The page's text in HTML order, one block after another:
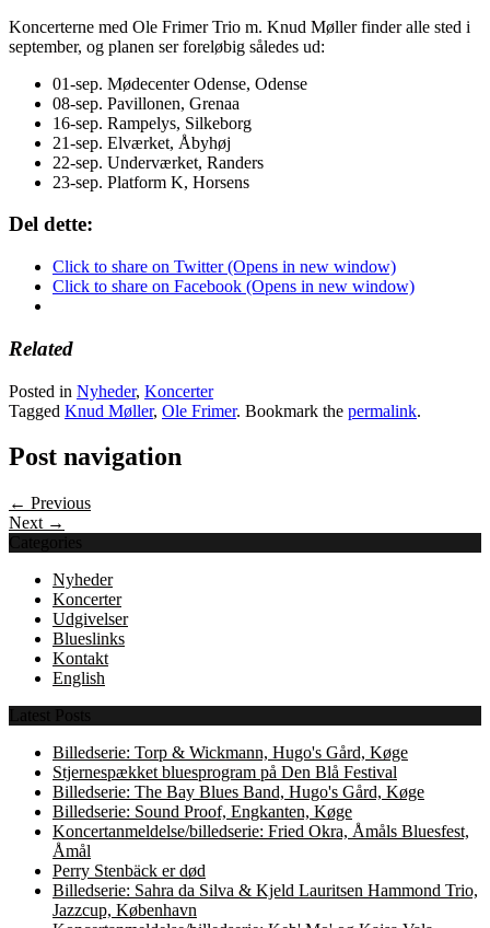
Koncerterne med Ole Frimer Trio m. Knud Møller finder alle sted i
september, og planen ser foreløbig således ud:
01-sep. Mødecenter Odense, Odense
08-sep. Pavillonen, Grenaa
16-sep. Rampelys, Silkeborg
21-sep. Elværket, Åbyhøj
22-sep. Underværket, Randers
23-sep. Platform K, Horsens
Del dette:
Click to share on Twitter (Opens in new window)
Click to share on Facebook (Opens in new window)
Related
Posted in Nyheder, Koncerter
Tagged Knud Møller, Ole Frimer. Bookmark the permalink.
Post navigation
← Previous
Next →
Categories
Nyheder
Koncerter
Udgivelser
Blueslinks
Kontakt
English
Latest Posts
Billedserie: Torp & Wickmann, Hugo's Gård, Køge
Stjernespækket bluesprogram på Den Blå Festival
Billedserie: The Bay Blues Band, Hugo's Gård, Køge
Billedserie: Sound Proof, Engkanten, Køge
Koncertanmeldelse/billedserie: Fried Okra, Åmåls Bluesfest,
Åmål
Perry Stenbäck er død
Billedserie: Sahra da Silva & Kjeld Lauritsen Hammond Trio,
Jazzcup, København